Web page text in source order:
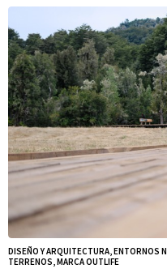
DISEÑO Y ARQUITECTURA, ENTORNOS
TERRENOS, MARCA OUTLIFE